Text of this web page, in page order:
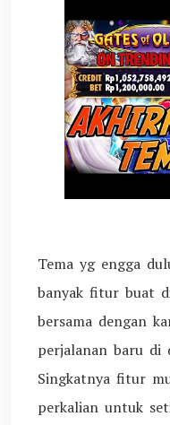
Tema yg engga
banyak fitur buat
bersama dengan
perjalanan baru di
Singkatnya fitur
perkalian untuk